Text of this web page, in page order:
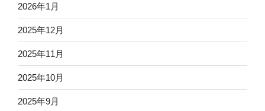
2026年1月
2025年12月
2025年11月
2025年10月
2025年9月